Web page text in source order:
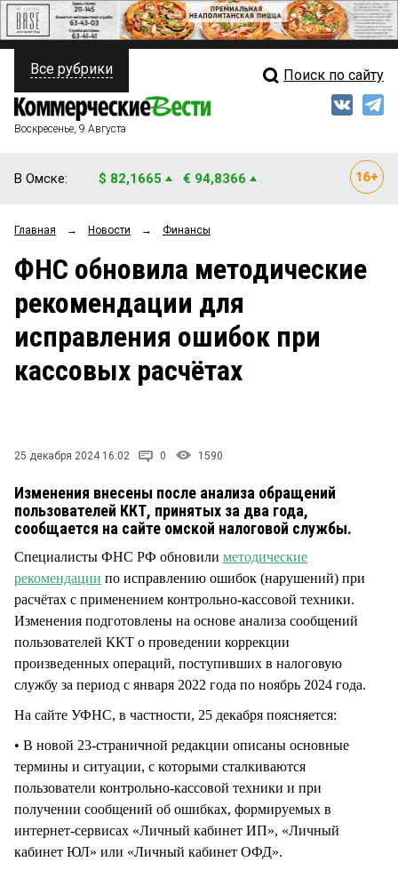
ПОЛИТИКА
ФИНАНСЫ
ОБЩЕСТВО
ЗАКОН
НОВОСТИ КОМПАНИЙ
Свежий выпуск
Рейтинги
Блоги
Архив
Все рубрики Поиск по сайту
Воскресенье, 9 Августа
В Омске: $ 82,1665 € 94,8366
Главная → Новости → Финансы
ФНС обновила методические
рекомендации для
исправления ошибок при
кассовых расчётах
25 декабря 2024 16:02 0 1590
Изменения внесены после анализа обращений
пользователей ККТ, принятых за два года,
сообщается на сайте омской налоговой службы.
Специалисты ФНС РФ обновили методические
рекомендации по исправлению ошибок (нарушений) при
расчётах с применением контрольно-кассовой техники.
Изменения подготовлены на основе анализа сообщений
пользователей ККТ о проведении коррекции
произведенных операций, поступивших в налоговую
службу за период с января 2022 года по ноябрь 2024 года.
На сайте УФНС, в частности, 25 декабря поясняется:
• В новой 23-страничной редакции описаны основные
термины и ситуации, с которыми сталкиваются
пользователи контрольно-кассовой техники и при
получении сообщений об ошибках, формируемых в
интернет-сервисах «Личный кабинет ИП», «Личный
кабинет ЮЛ» или «Личный кабинет ОФД».